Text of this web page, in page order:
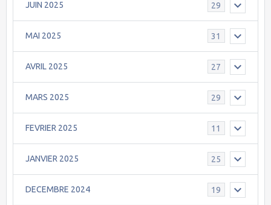
JUIN 2025 29
MAI 2025 31
AVRIL 2025 27
MARS 2025 29
FEVRIER 2025 11
JANVIER 2025 25
DECEMBRE 2024 19